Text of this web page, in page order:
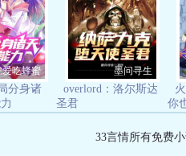
吃蜂蜜
分身诸
墨问寻生
overlord：洛尔斯达
圣君
你
33言情所有免费